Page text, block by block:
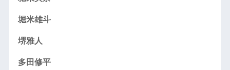
堀米雄斗
堺雅人
多田修平